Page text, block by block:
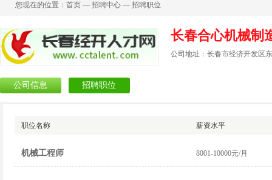
您现在的位置： 首页 — 招聘中心 — 招聘职位
长春合心机械制
公司地址：长春市经济开发区
公司信息 招聘职位
职位名称 薪资水平
机械工程师 8001-10000元/月